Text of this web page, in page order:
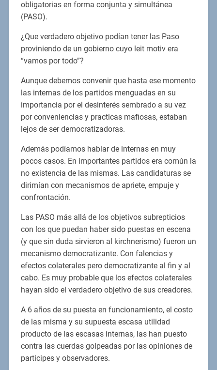
obligatorias en forma conjunta y simultánea
(PASO).
¿Que verdadero objetivo podían tener las Paso
proviniendo de un gobierno cuyo leit motiv era
“vamos por todo”?
Aunque debemos convenir que hasta ese momento
las internas de los partidos menguadas en su
importancia por el desinterés sembrado a su vez
por conveniencias y practicas mafiosas, estaban
lejos de ser democratizadoras.
Además podíamos hablar de internas en muy
pocos casos. En importantes partidos era común la
no existencia de las mismas. Las candidaturas se
dirimían con mecanismos de apriete, empuje y
confrontación.
Las PASO más allá de los objetivos subrepticios
con los que puedan haber sido puestas en escena
(y que sin duda sirvieron al kirchnerismo) fueron un
mecanismo democratizante. Con falencias y
efectos colaterales pero democratizante al fin y al
cabo. Es muy probable que los efectos colaterales
hayan sido el verdadero objetivo de sus creadores.
A 6 años de su puesta en funcionamiento, el costo
de las misma y su supuesta escasa utilidad
producto de las escasas internas, las han puesto
contra las cuerdas golpeadas por las opiniones de
participes y observadores.